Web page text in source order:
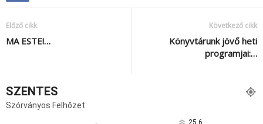
Előző cikk
MA ESTE!…
Következő cikk
Könyvtárunk jövő heti
programjai:…
SZENTES
Szórványos Felhőzet
25.6